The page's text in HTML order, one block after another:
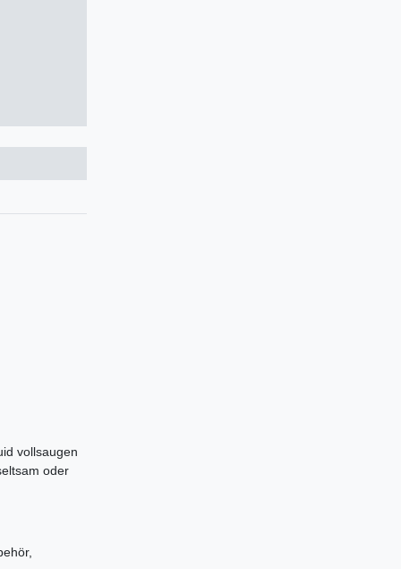
vollsaugen
oder